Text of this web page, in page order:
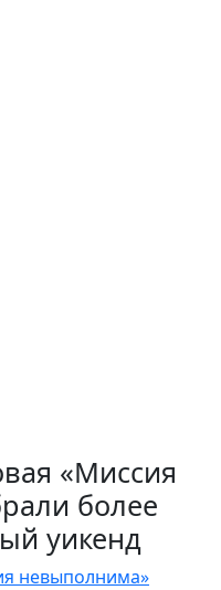
«Миссия
более
уикенд
невыполнима»